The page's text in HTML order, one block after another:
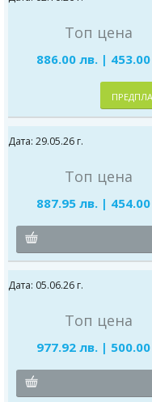
Топ цена
886.00 лв. |
Дата: 29.05.26 г.
Топ цена
887.95 лв. |
Дата: 05.06.26 г.
Топ цена
977.92 лв. |